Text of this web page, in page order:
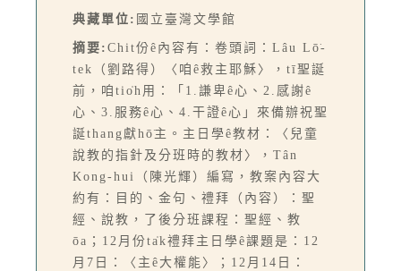
典藏單位: 國立臺灣文學館
摘要: Chit份ê內容有：卷頭詞：Lâu Lō͘-
tek（劉路得）〈咱ê救主耶穌〉，tī聖誕
前，咱tio̍h用：「1.謙卑ê心、2.感謝ê
心、3.服務ê心、4.干證ê心」來備辦祝聖
誕thang獻hō͘主。主日學ê教材：〈兒童
說教的指針及分班時的教材〉，Tân
Kong-hui（陳光輝）編寫，教案內容大
約有：目的、金句、禮拜（內容）：聖
經、說教，了後分班課程：聖經、教
ōa；12月份ta̍k禮拜主日學ê課題是：12
月7日：〈主ê大權能〉；12月14日：